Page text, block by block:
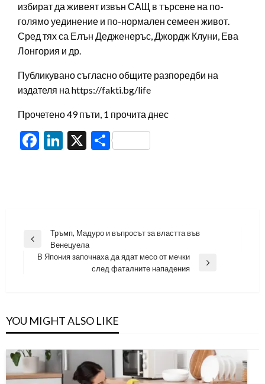
избират да живеят извън САЩ в търсене на по-
голямо уединение и по-нормален семеен живот.
Сред тях са Елън Дедженеръс, Джордж Клуни, Ева
Лонгория и др.
Публикувано съгласно общите разпоредби на
издателя на https://fakti.bg/life
Прочетено 49 пъти, 1 прочита днес
Facebook
LinkedIn
X Share
Навигация
Previous
Post
Тръмп, Мадуро и въпросът за властта във
Венецуела
В Япония започнаха да ядат месо от мечки
след фаталните нападения
YOU MIGHT ALSO LIKE